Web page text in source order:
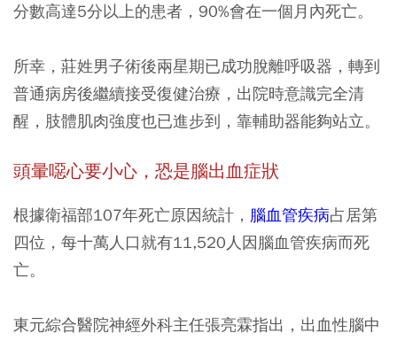
分數高達5分以上的患者，90%會在一個月內死亡。
所幸，莊姓男子術後兩星期已成功脫離呼吸器，轉到
普通病房後繼續接受復健治療，出院時意識完全清
醒，肢體肌肉強度也已進步到，靠輔助器能夠站立。
頭暈噁心要小心，恐是腦出血症狀
根據衛福部107年死亡原因統計， 腦血管疾病占居第
四位，每十萬人口就有11,520人因腦血管疾病而死
亡。
東元綜合醫院神經外科主任張亮霖指出，出血性腦中